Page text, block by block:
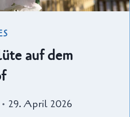
auf dem
29. April 2026